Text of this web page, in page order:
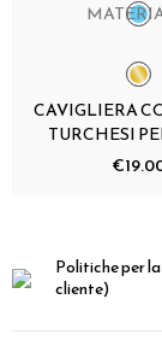
CAVIGLIERA
TURCHESI
Politiche per
cliente)